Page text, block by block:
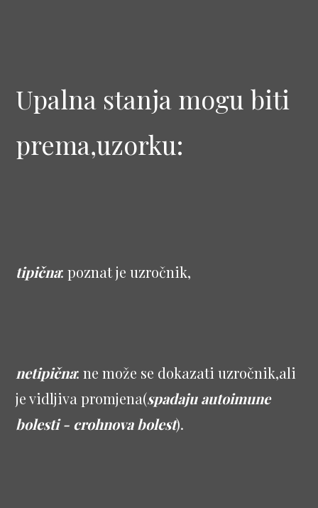
Upalna stanja mogu biti
prema,uzorku:
tipična: poznat je uzročnik,
netipična: ne može se dokazati uzročnik,ali
je vidljiva promjena(spadaju autoimune
bolesti - crohnova bolest).